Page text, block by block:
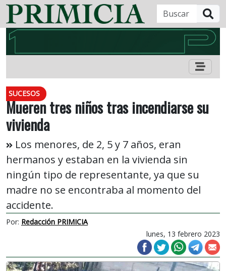
SUCESOS
Mueren tres niños tras incendiarse su
vivienda
Los menores, de 2, 5 y 7 años, eran
hermanos y estaban en la vivienda sin
ningún tipo de representante, ya que su
madre no se encontraba al momento del
accidente.
Por: Redacción PRIMICIA
lunes, 13 febrero 2023